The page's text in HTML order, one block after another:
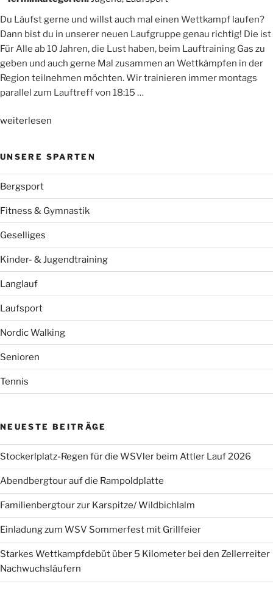
Du Läufst gerne und willst auch mal einen Wettkampf laufen?
Dann bist du in unserer neuen Laufgruppe genau richtig! Die ist
Für Alle ab 10 Jahren, die Lust haben, beim Lauftraining Gas zu
geben und auch gerne Mal zusammen an Wettkämpfen in der
Region teilnehmen möchten. Wir trainieren immer montags
parallel zum Lauftreff von 18:15 …
„NEU:
weiterlesen
UNSERE SPARTEN
Bergsport
Fitness & Gymnastik
Geselliges
Kinder- & Jugendtraining
Langlauf
Laufsport
Nordic Walking
Senioren
Tennis
NEUESTE BEITRÄGE
Stockerlplatz-Regen für die WSVler beim Attler Lauf 2026
Abendbergtour auf die Rampoldplatte
Familienbergtour zur Karspitze/ Wildbichlalm
Einladung zum WSV Sommerfest mit Grillfeier
Starkes Wettkampfdebüt über 5 Kilometer bei den Zellerreiter
Nachwuchsläufern